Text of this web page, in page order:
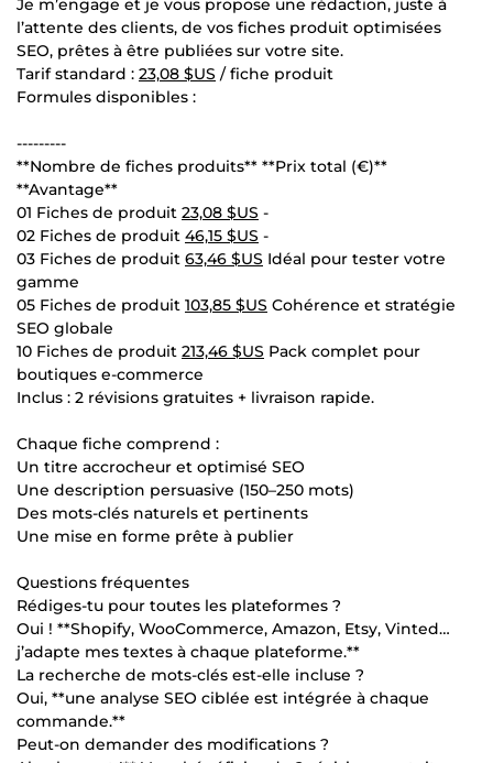
Je m’engage et je vous propose une rédaction, juste à
l’attente des clients, de vos fiches produit optimisées
SEO, prêtes à être publiées sur votre site.
Tarif standard : 23,08 $US / fiche produit
Formules disponibles :
---------
**Nombre de fiches produits** **Prix total (€)**
**Avantage**
01 Fiches de produit 23,08 $US -
02 Fiches de produit 46,15 $US -
03 Fiches de produit 63,46 $US Idéal pour tester votre
gamme
05 Fiches de produit 103,85 $US Cohérence et stratégie
SEO globale
10 Fiches de produit 213,46 $US Pack complet pour
boutiques e-commerce
Inclus : 2 révisions gratuites + livraison rapide.
Chaque fiche comprend :
Un titre accrocheur et optimisé SEO
Une description persuasive (150–250 mots)
Des mots-clés naturels et pertinents
Une mise en forme prête à publier
Questions fréquentes
Rédiges-tu pour toutes les plateformes ?
Oui ! **Shopify, WooCommerce, Amazon, Etsy, Vinted…
j’adapte mes textes à chaque plateforme.**
La recherche de mots-clés est-elle incluse ?
Oui, **une analyse SEO ciblée est intégrée à chaque
commande.**
Peut-on demander des modifications ?